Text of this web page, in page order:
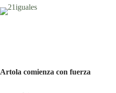
Saltar
al
Artola comienza con fuerza